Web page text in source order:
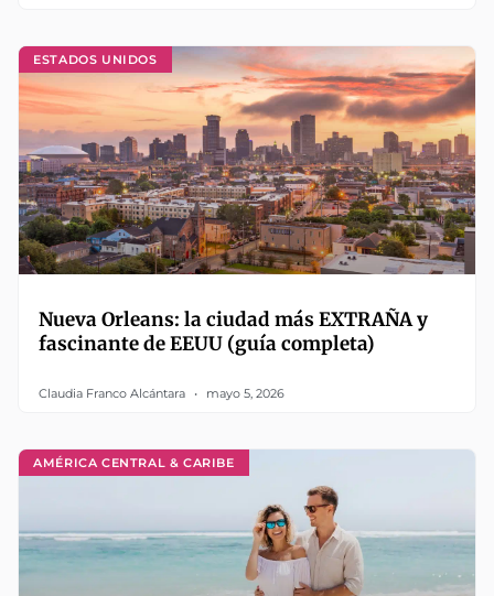
ESTADOS UNIDOS
Nueva Orleans: la ciudad más EXTRAÑA y
fascinante de EEUU (guía completa)
Claudia Franco Alcántara mayo 5, 2026
AMÉRICA CENTRAL & CARIBE